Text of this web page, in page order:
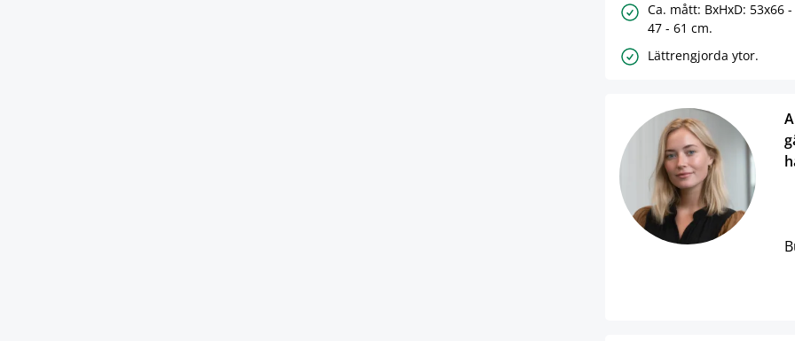
Ca. mått: BxHxD: 53x66
47 - 61 cm.
Lättrengjorda ytor.